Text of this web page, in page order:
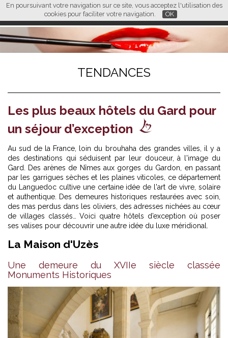
En poursuivant votre navigation sur ce site, vous acceptez l'utilisation des
cookies pour faciliter votre navigation.
OK
FR EN CN
L M
TENDANCES
Les plus beaux hôtels du Gard pour
un séjour d’exception
Au sud de la France, loin du brouhaha des grandes villes, il y a
des destinations qui séduisent par leur douceur, à l'image du
Gard. Des arènes de Nîmes aux gorges du Gardon, en passant
par les garrigues sèches et les plaines viticoles, ce département
du Languedoc cultive une certaine idée de l'art de vivre, solaire
et authentique. Des demeures historiques restaurées avec soin,
des mas perdus dans les oliviers, des adresses nichées au cœur
de villages classés… Voici quatre hôtels d’exception où poser
ses valises pour découvrir une autre idée du luxe méridional.
La Maison d'Uzès
Une demeure du XVIIe siècle classée
Monuments Historiques